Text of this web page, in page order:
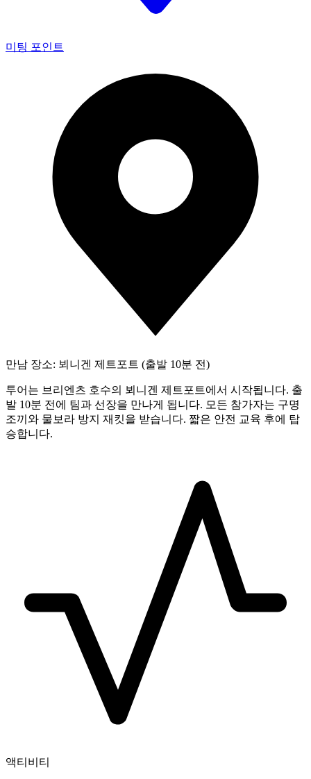
미팅 포인트
만남 장소: 뵈니겐 제트포트 (출발 10분 전)
투어는 브리엔츠 호수의 뵈니겐 제트포트에서 시작됩니다. 출
발 10분 전에 팀과 선장을 만나게 됩니다. 모든 참가자는 구명
조끼와 물보라 방지 재킷을 받습니다. 짧은 안전 교육 후에 탑
승합니다.
액티비티